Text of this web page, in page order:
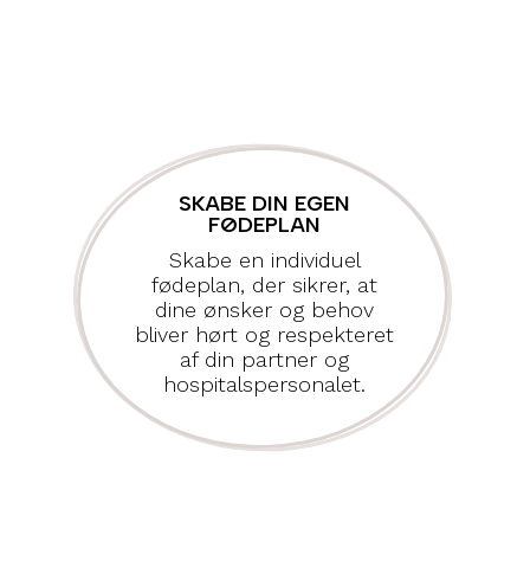
SKABE DIN EGEN
FØDEPLAN
Skabe en individuel
fødeplan, der sikrer, at
dine ønsker og behov
bliver hørt og respekteret
af din partner og
hospitalspersonalet.